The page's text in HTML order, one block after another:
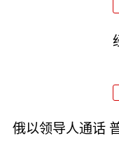
俄以领导人通话